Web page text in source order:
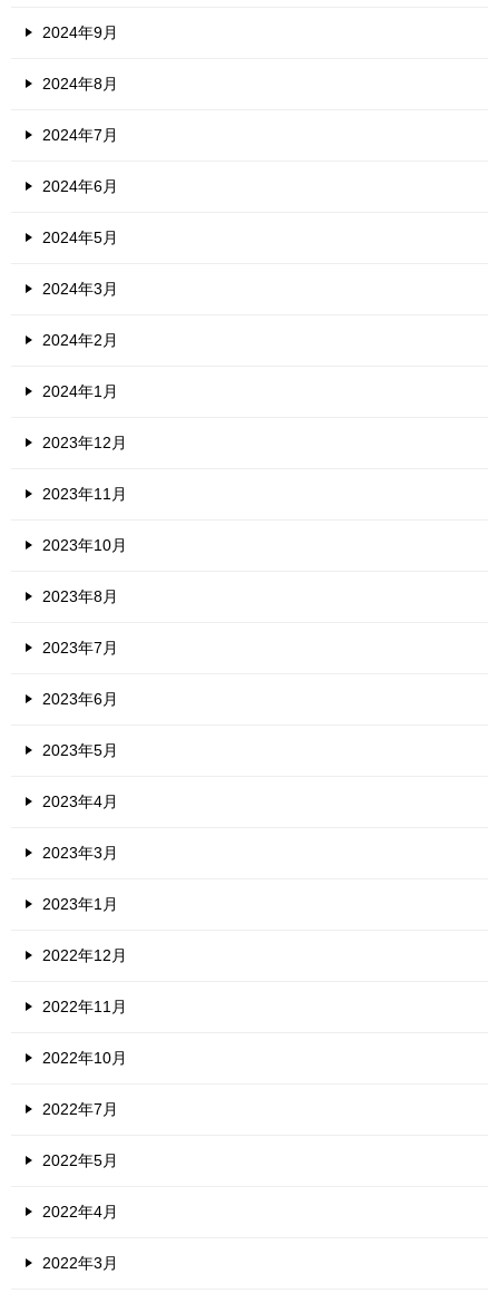
2024年9月
2024年8月
2024年7月
2024年6月
2024年5月
2024年3月
2024年2月
2024年1月
2023年12月
2023年11月
2023年10月
2023年8月
2023年7月
2023年6月
2023年5月
2023年4月
2023年3月
2023年1月
2022年12月
2022年11月
2022年10月
2022年7月
2022年5月
2022年4月
2022年3月